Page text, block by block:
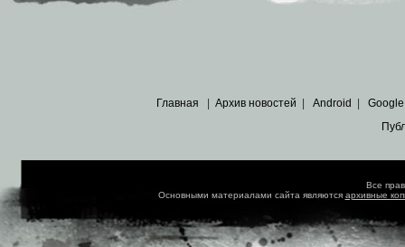
Главная | Архив новостей | Android | Google
Все
Основными материалами сайта являются архивные